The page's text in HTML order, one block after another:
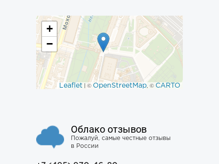
+
−
Leaflet | © OpenStreetMap, © CARTO
Облако отзывов
Пожалуй, самые честные отзывы
в России